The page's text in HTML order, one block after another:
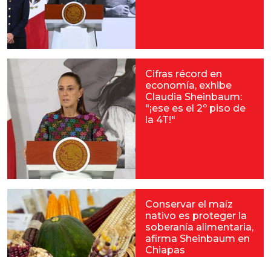
Cifras récord en
economía, exhibe
Claudia Sheinbaum:
"¡ese es el 2º piso de
la 4T!"
Conservar el maíz
nativo es proteger la
soberanía alimentaria,
afirma Sheinbaum en
Chiapas